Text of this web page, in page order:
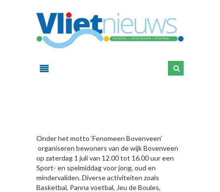
Onder het motto ‘Fenomeen Bovenveen’
organiseren bewoners van de wijk Bovenveen
op zaterdag 1 juli van 12.00 tot 16.00 uur een
Sport- en spelmiddag voor jong, oud en
mindervaliden. Diverse activiteiten zoals
Basketbal, Panna voetbal, Jeu de Boules,